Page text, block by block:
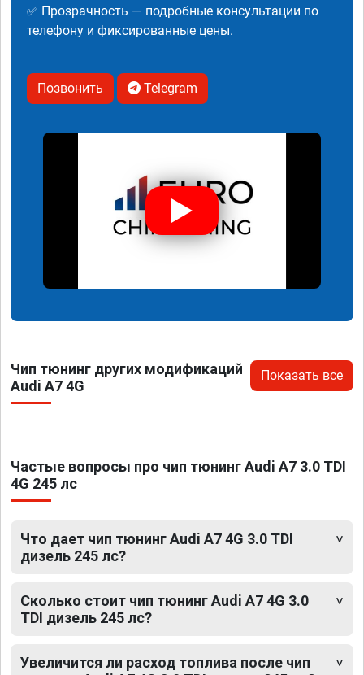
✅ Прозрачность — подробные консультации по
телефону и фиксированные цены.
Позвонить Telegram
Чип тюнинг других модификаций
Audi A7 4G
Показать все
Частые вопросы про чип тюнинг Audi A7 3.0 TDI
4G 245 лс
Что дает чип тюнинг Audi A7 4G 3.0 TDI
дизель 245 лс?
Сколько стоит чип тюнинг Audi A7 4G 3.0
TDI дизель 245 лс?
Увеличится ли расход топлива после чип